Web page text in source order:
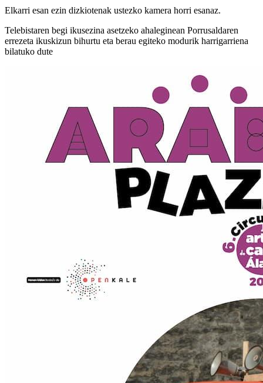
Elkarri esan ezin dizkiotenak ustezko kamera horri esanaz.
Telebistaren begi ikusezina asetzeko ahaleginean Porrusaldaren
errezeta ikuskizun bihurtu eta berau egiteko modurik harrigarriena
bilatuko dute